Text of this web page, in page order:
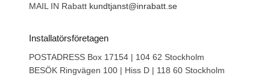
MAIL IN Rabatt kundtjanst@inrabatt.se
Installatörsföretagen
POSTADRESS Box 17154 | 104 62 Stockholm
BESÖK Ringvägen 100 | Hiss D | 118 60 Stockholm